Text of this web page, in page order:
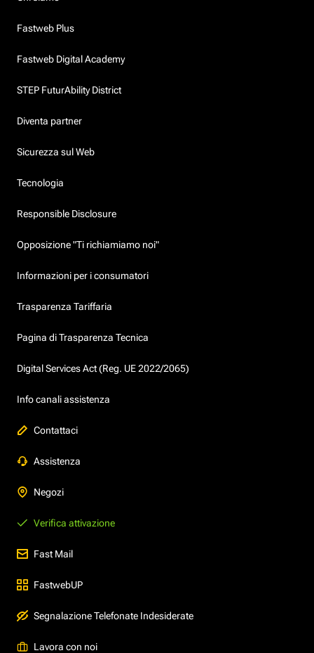
Fastweb Plus
Fastweb Digital Academy
STEP FuturAbility District
Diventa partner
Sicurezza sul Web
Tecnologia
Responsible Disclosure
Opposizione "Ti richiamiamo noi"
Informazioni per i consumatori
Trasparenza Tariffaria
Pagina di Trasparenza Tecnica
Digital Services Act (Reg. UE 2022/2065)
Info canali assistenza
Contattaci
Assistenza
Negozi
Verifica attivazione
Fast Mail
FastwebUP
Segnalazione Telefonate Indesiderate
Lavora con noi